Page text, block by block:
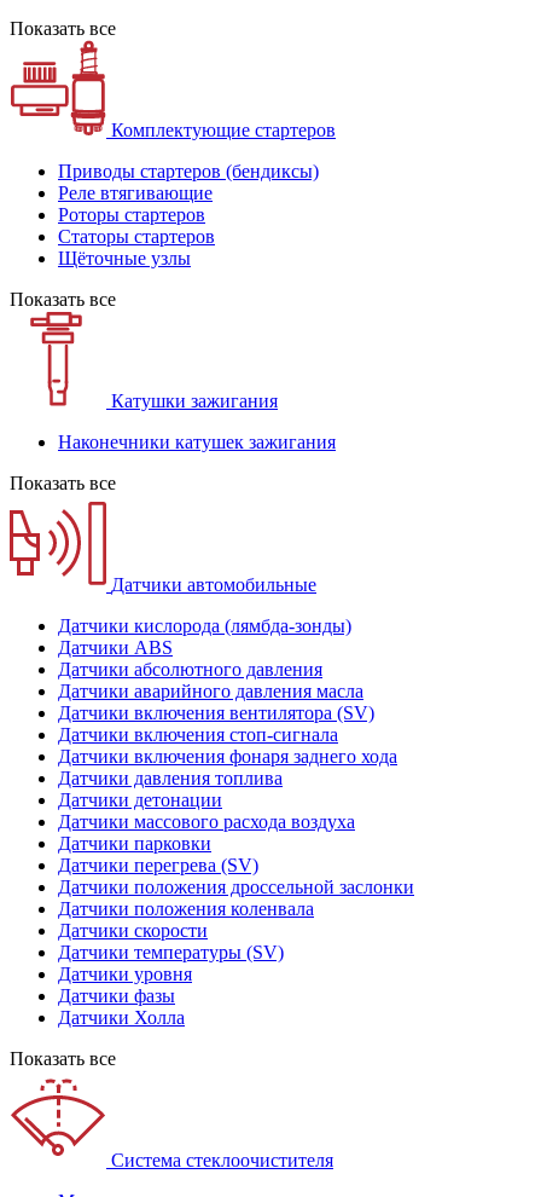
Показать все
Комплектующие стартеров
Приводы стартеров (бендиксы)
Реле втягивающие
Роторы стартеров
Статоры стартеров
Щёточные узлы
Показать все
Катушки зажигания
Наконечники катушек зажигания
Показать все
Датчики автомобильные
Датчики кислорода (лямбда-зонды)
Датчики ABS
Датчики абсолютного давления
Датчики аварийного давления масла
Датчики включения вентилятора (SV)
Датчики включения стоп-сигнала
Датчики включения фонаря заднего хода
Датчики давления топлива
Датчики детонации
Датчики массового расхода воздуха
Датчики парковки
Датчики перегрева (SV)
Датчики положения дроссельной заслонки
Датчики положения коленвала
Датчики скорости
Датчики температуры (SV)
Датчики уровня
Датчики фазы
Датчики Холла
Показать все
Система стеклоочистителя